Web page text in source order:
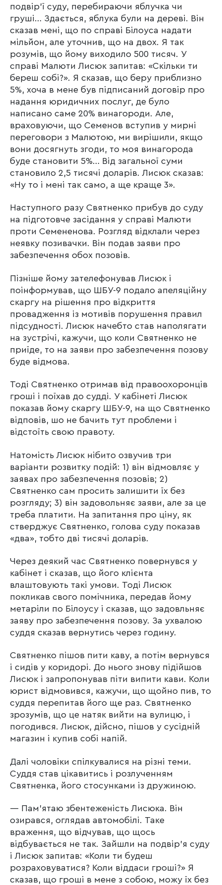
подвір’ї суду, перебираючи яблучка чи
груші… Здається, яблука були на дереві. Він
сказав мені, що по справі Білоуса надати
мільйон, але уточнив, що на двох. Я так
розумів, що йому виходило 500 тисяч. У
справі Малюти Лисюк запитав: «Скільки ти
береш собі?». Я сказав, що беру приблизно
5%, хоча в мене був підписаний договір про
надання юридичних послуг, де було
написано саме 20% винагороди. Але,
враховуючи, що Семенов вступив у мирні
переговори з Малютою, ми вирішили, якщо
вони досягнуть згоди, то моя винагорода
буде становити 5%… Від загальної суми
становило 2,5 тисячі доларів. Лисюк сказав:
«Ну то і мені так само, а ще краще 3».
Наступного разу Святненко прибув до суду
на підготовче засідання у справі Малюти
проти Семененова. Розгляд відклали через
неявку позивачки. Він подав заяви про
забезпечення обох позовів.
Пізніше йому зателефонував Лисюк і
поінформував, що ШБУ-9 подало апеляційну
скаргу на рішення про відкриття
провадження із мотивів порушення правил
підсудності. Лисюк начебто став наполягати
на зустрічі, кажучи, що коли Святненко не
приїде, то на заяви про забезпечення позову
буде відмова.
Тоді Святненко отримав від правоохоронців
гроші і поїхав до судді. У кабінеті Лисюк
показав йому скаргу ШБУ-9, на що Святненко
відповів, шо не бачить тут проблеми і
відстоїть свою правоту.
Натомість Лисюк нібито озвучив три
варіанти розвитку подій: 1) він відмовляє у
заявах про забезпечення позовів; 2)
Святненко сам просить залишити їх без
розгляду; 3) він задовольняє заяви, але за це
треба платити. На запитання про ціну, як
стверджує Святненко, голова суду показав
«два», тобто дві тисячі доларів.
Через деякий час Святненко повернувся у
кабінет і сказав, що його клієнта
влаштовують такі умови. Тоді Лисюк
покликав свого помічника, передав йому
метаріли по Білоусу і сказав, що задовльняє
заяву про забезпечення позову. За ухвалою
суддя сказав вернутись через годину.
Святненко пішов пити каву, а потім вернувся
і сидів у коридорі. До нього знову підійшов
Лисюк і запропонував піти випити кави. Коли
юрист відмовився, кажучи, що щойно пив, то
суддя перепитав його ще раз. Святненко
зрозумів, що це натяк вийти на вулицю, і
погодився. Лисюк, дійсно, пішов у сусідній
магазин і купив собі напій.
Далі чоловіки спілкувалися на різні теми.
Суддя став цікавитись і розлученням
Святненка, його стосунками із дружиною.
— Пам’ятаю збентеженість Лисюка. Він
озирався, оглядав автомобілі. Таке
враження, що відчував, що щось
відбувається не так. Зайшли на подвір’я суду
і Лисюк запитав: «Коли ти будеш
розраховуватися? Коли віддаси гроші?» Я
сказав, що гроші в мене з собою, можу їх без